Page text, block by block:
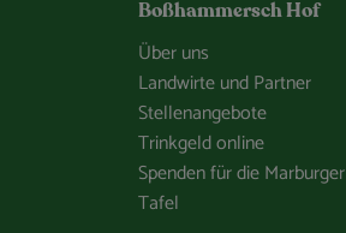
Boßhammersch Hof
Über uns
Landwirte und Partner
Stellenangebote
Trinkgeld online
Spenden für die Marburger
Tafel